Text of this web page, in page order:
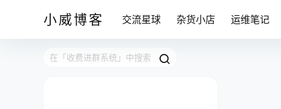
小威博客 交流星球 杂货小店 运维笔记